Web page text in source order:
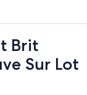
Brit
Sur Lot